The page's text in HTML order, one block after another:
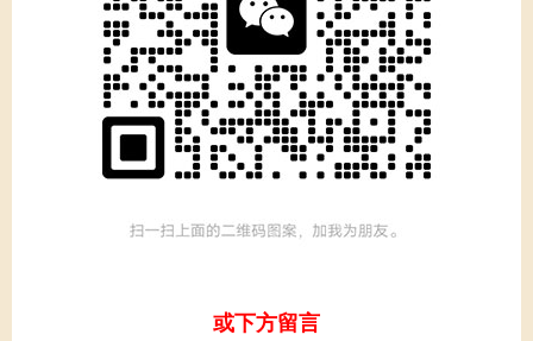
或下方留言